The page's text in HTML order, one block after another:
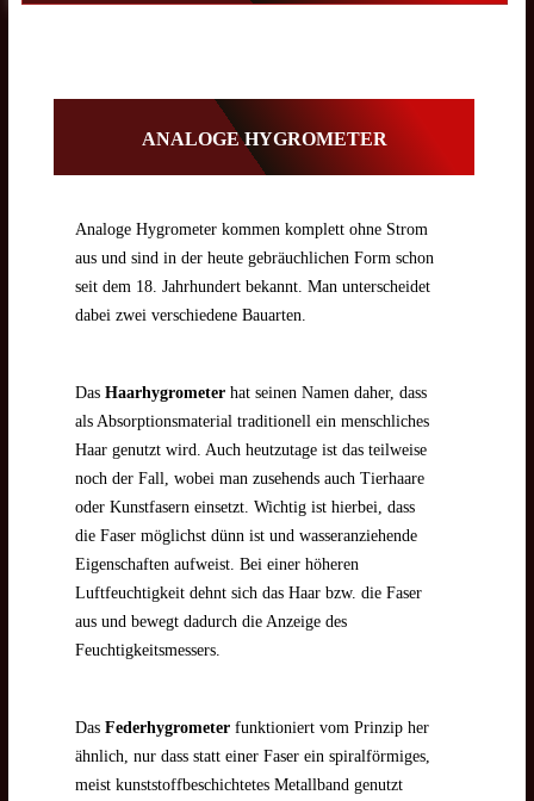
ANALOGE HYGROMETER
Analoge Hygrometer kommen komplett ohne Strom
aus und sind in der heute gebräuchlichen Form schon
seit dem 18. Jahrhundert bekannt. Man unterscheidet
dabei zwei verschiedene Bauarten.
Das Haarhygrometerhat seinen Namen daher, dass
als Absorptionsmaterial traditionell ein menschliches
Haar genutzt wird. Auch heutzutage ist das teilweise
noch der Fall, wobei man zusehends auch Tierhaare
oder Kunstfasern einsetzt. Wichtig ist hierbei, dass
die Faser möglichst dünn ist und wasseranziehende
Eigenschaften aufweist. Bei einer höheren
Luftfeuchtigkeit dehnt sich das Haar bzw. die Faser
aus und bewegt dadurch die Anzeige des
Feuchtigkeitsmessers.
Das Federhygrometerfunktioniert vom Prinzip her
ähnlich, nur dass statt einer Faser ein spiralförmiges,
meist kunststoffbeschichtetes Metallband genutzt